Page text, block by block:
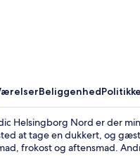
Beliggenhed
Helsingborg Nord er der
at tage en dukkert, og
frokost og aftensmad.